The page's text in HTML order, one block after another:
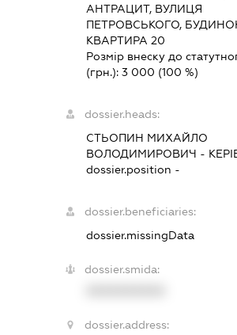
АНТРАЦИТ, ВУЛИЦЯ
ПЕТРОВСЬКОГО,
КВАРТИРА 20
Розмір внеску до
(грн.): 3 000 (100 %)
dossier.heads:
СТЬОПИН МИХАЙЛО
ВОЛОДИМИРОВИЧ -
dossier.position -
dossier.beneficiaries:
dossier.missingData
dossier.smida:
dossier.address: